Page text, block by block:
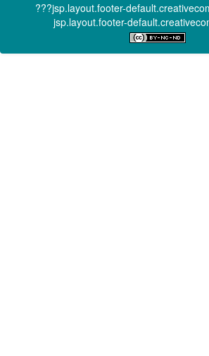
???jsp.layout.footer-
jsp.layout.footer-